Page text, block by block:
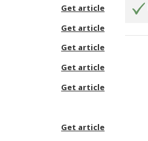
Get article
Get article
Get article
Get article
Get article
Get article